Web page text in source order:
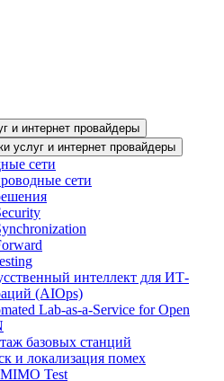
и интернет провайдеры
услуг и интернет провайдеры
сети
сети
интеллект для ИТ-
(AIOps)
Lab-as-a-Service for Open
базовых станций
и локализация помех
Test